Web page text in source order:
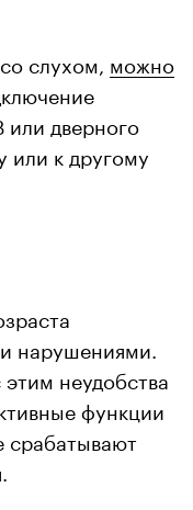
слухом, можно
или дверного
или к другому
нарушениями.
неудобства
функции
срабатывают